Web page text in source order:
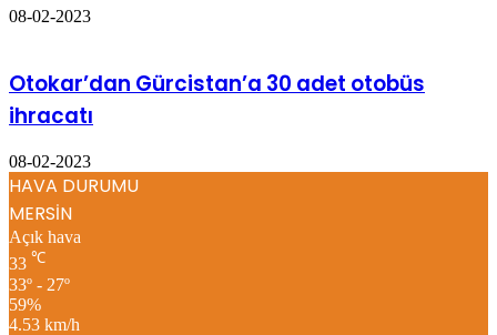
08-02-2023
Otokar’dan Gürcistan’a 30 adet otobüs
ihracatı
08-02-2023
HAVA DURUMU
MERSİN
Açık hava
33 ℃
33º - 27º
59%
4.53 km/h